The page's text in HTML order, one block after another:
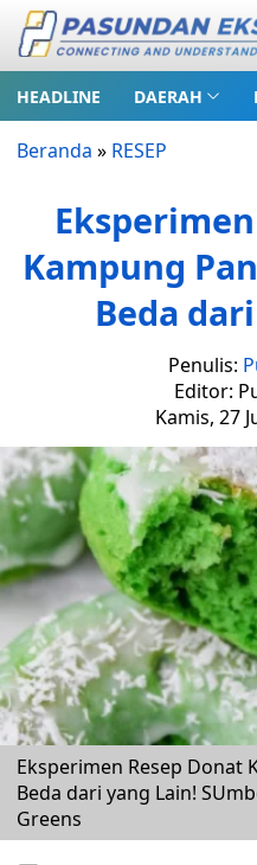
HEADLINE DAERAH
Beranda » RESEP
Kampung
Beda
Penulis:
Editor:
Kamis, 27
Eksperimen Resep Donat
Beda dari yang Lain!
Greens